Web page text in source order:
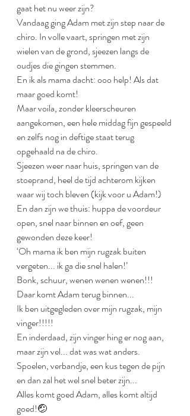
gaat het nu weer zijn?
Vandaag ging Adam met zijn step naar de
chiro. In volle vaart, springen met zijn
wielen van de grond, sjeezen langs de
oudjes die gingen stemmen.
En ik als mama dacht: ooo help! Als dat
maar goed komt!
Maar voila, zonder kleerscheuren
aangekomen, een hele middag fijn gespeeld
en zelfs nog in deftige staat terug
opgehaald na de chiro.
Sjeezen weer naar huis, springen van de
stoeprand, heel de tijd achterom kijken
waar wij toch bleven (kijk voor u Adam!)
En dan zijn we thuis: huppa de voordeur
open, snel naar binnen en oef, geen
gewonden deze keer!
‘Oh mama ik ben mijn rugzak buiten
vergeten... ik ga die snel halen!’
Bonk, schuur, wenen wenen wenen!!!
Daar komt Adam terug binnen...
Ik ben uitgegleden over mijn rugzak, mijn
vinger!!!!!
En inderdaad, zijn vinger hing er nog aan,
maar zijn vel... dat was wat anders.
Spoelen, verbandje, een kus tegen de pijn
en dan zal het wel snel beter zijn...
Alles komt goed Adam, alles komt altijd
goed!🤕